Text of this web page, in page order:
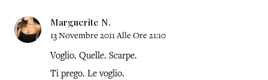
Marguerite N.
13 Novembre 2011 Alle Ore 21:10
Voglio. Quelle. Scarpe.
Ti prego. Le voglio.